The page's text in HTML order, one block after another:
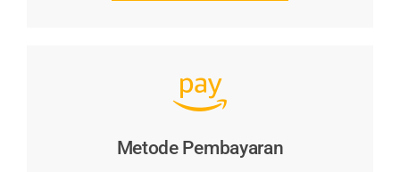
Metode Pembayaran